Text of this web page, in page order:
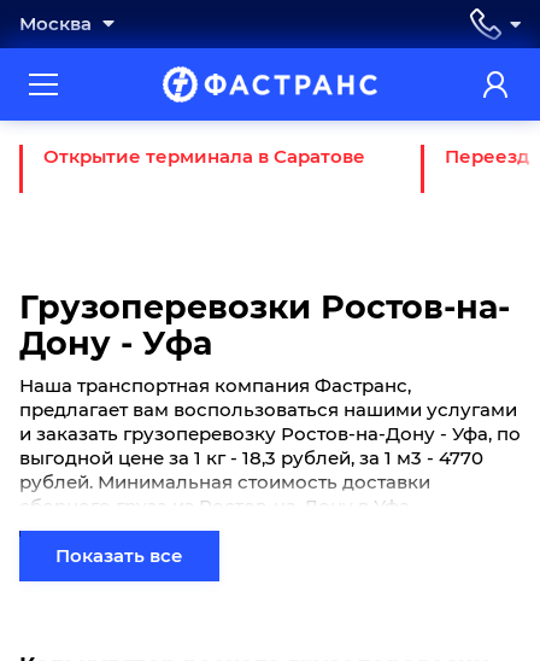
Москва
Открытие терминала в Саратове Переезд
Грузоперевозки Ростов-на-
Дону - Уфа
Наша транспортная компания Фастранс,
предлагает вам воспользоваться нашими услугами
и заказать грузоперевозку Ростов-на-Дону - Уфа, по
выгодной цене за 1 кг - 18,3 рублей, за 1 м3 - 4770
рублей. Минимальная стоимость доставки
сборного груза из Ростов-на-Дону в Уфа
начинается от 600 рублей. Если вы хотите
отправить свой груз сборной партией по готовому
маршруту в Уфа и у вас возникли вопросы,
Показать все